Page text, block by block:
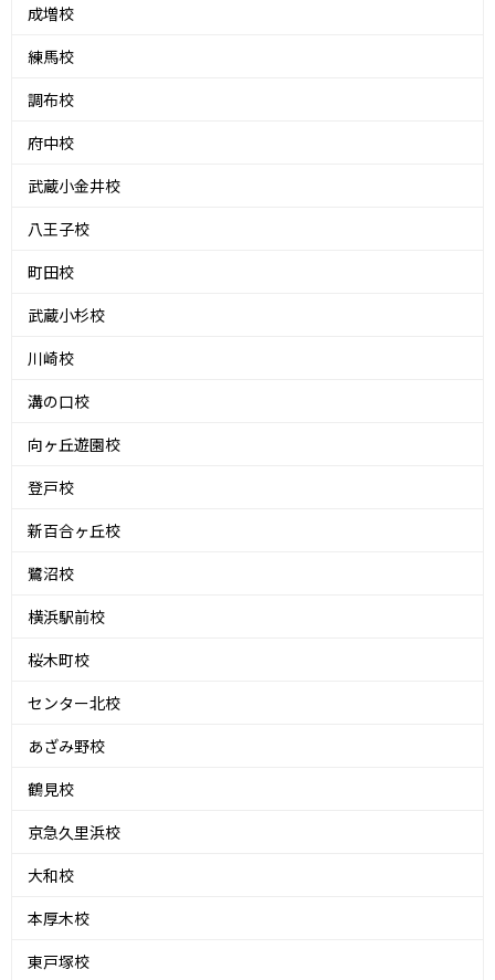
成増校
練馬校
調布校
府中校
武蔵小金井校
八王子校
町田校
武蔵小杉校
川崎校
溝の口校
向ヶ丘遊園校
登戸校
新百合ヶ丘校
鷺沼校
横浜駅前校
桜木町校
センター北校
あざみ野校
鶴見校
京急久里浜校
大和校
本厚木校
東戸塚校